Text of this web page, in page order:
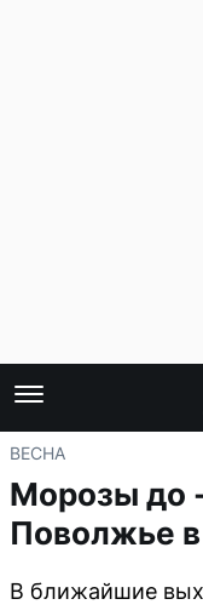
ВЕСНА
Морозы до
Поволжье
В ближайшие